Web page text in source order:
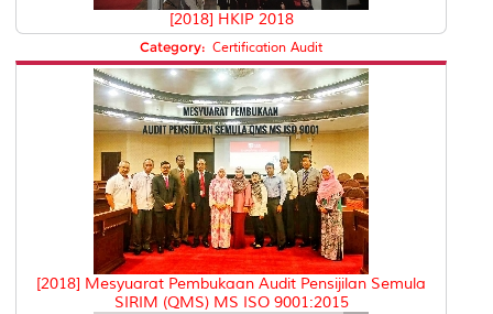
[2018] HKIP 2018
Category: Certification Audit
[2018] Mesyuarat Pembukaan Audit Pensijilan Semula
SIRIM (QMS) MS ISO 9001:2015